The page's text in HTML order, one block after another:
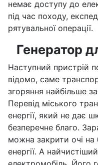
немає доступу до
під час походу,
рятувальної операції.
Генератор
Наступний пристрій
відомо, саме
згоряння найбільше
Перевід міського
енергії, який не дає
безперечне благо.
можна закрити очі на
енергії. А